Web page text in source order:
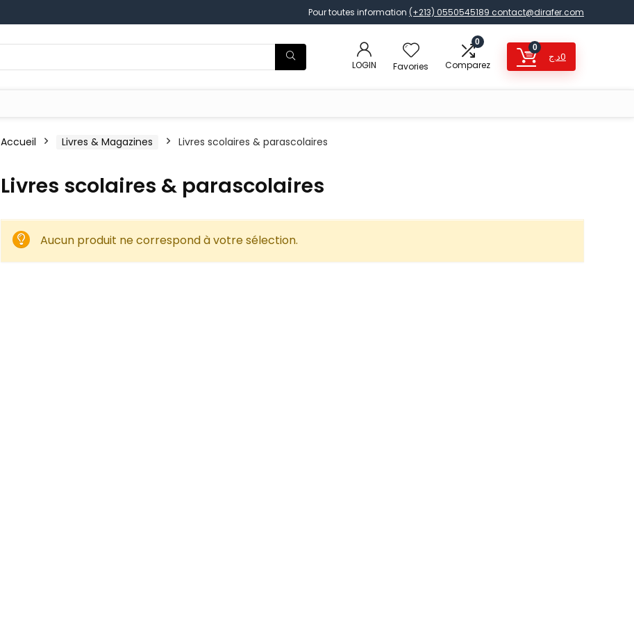
Pour toutes information (+213) 0550545189 contact@dirafer.com
LOGIN Favories
0
Comparez
0
0د.ج
Accueil Livres & Magazines Livres scolaires & parascolaires
Livres scolaires & parascolaires
Aucun produit ne correspond à votre sélection.